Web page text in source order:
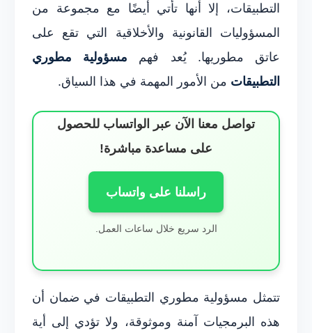
التطبيقات، إلا أنها تأتي أيضًا مع مجموعة من
المسؤوليات القانونية والأخلاقية التي تقع على
عاتق مطوريها. يُعد فهم مسؤولية مطوري
التطبيقات من الأمور المهمة في هذا السياق.
تواصل معنا الآن عبر الواتساب للحصول
على مساعدة مباشرة!
راسلنا على واتساب
الرد سريع خلال ساعات العمل.
تتمثل مسؤولية مطوري التطبيقات في ضمان أن
هذه البرمجيات آمنة وموثوقة، ولا تؤدي إلى أية